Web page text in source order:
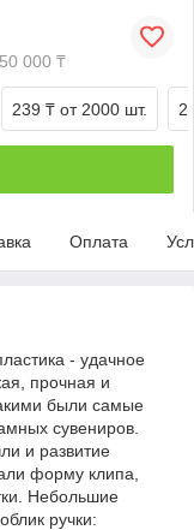
000 ₸
239 ₸ от 2000 шт.
Оплата
- удачное
прочная и
были самые
сувениров.
и развитие
форму клипа,
Небольшие
ручки: